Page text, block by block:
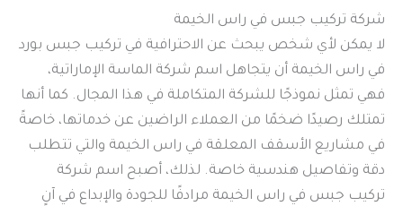
شركة تركيب جبس في راس الخيمة
لا يمكن لأي شخص يبحث عن الاحترافية في تركيب جبس بورد
في راس الخيمة أن يتجاهل اسم شركة الماسة الإماراتية،
فهي تمثل نموذجًا للشركة المتكاملة في هذا المجال. كما أنها
تمتلك رصيدًا ضخمًا من العملاء الراضين عن خدماتها، خاصةً
في مشاريع الأسقف المعلقة في راس الخيمة والتي تتطلب
دقة وتفاصيل هندسية خاصة. لذلك، أصبح اسم شركة
تركيب جبس في راس الخيمة مرادفًا للجودة والإبداع في آنٍ